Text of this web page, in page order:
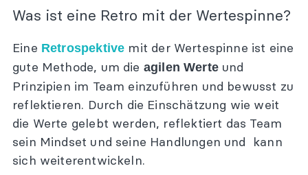
Was ist eine Retro mit der Wertespinne?
Eine Retrospektive mit der Wertespinne ist eine
gute Methode, um die agilen Werteund
Prinzipien im Team einzuführen und bewusst zu
reflektieren. Durch die Einschätzung wie weit
die Werte gelebt werden, reflektiert das Team
sein Mindset und seine Handlungen und kann
sich weiterentwickeln.